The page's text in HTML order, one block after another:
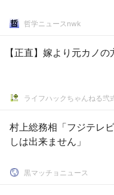
哲学ニュースnwk
【正直】嫁より元カノ
ライフハックちゃんねる弐
村上総務相「フジテレ
しは出来ません」
黒マッチョニュース